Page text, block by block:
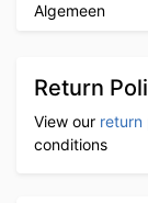
Algemeen
Return
View our return
conditions